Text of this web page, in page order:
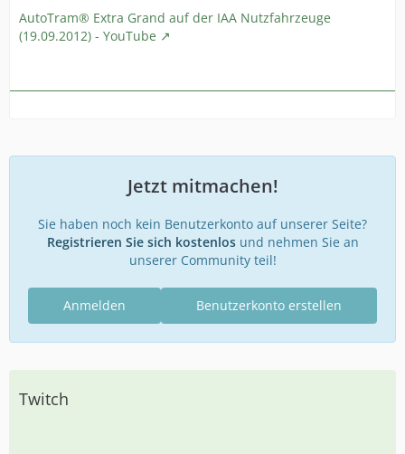
AutoTram® Extra Grand auf der IAA Nutzfahrzeuge
(19.09.2012) - YouTube
Jetzt mitmachen!
Sie haben noch kein Benutzerkonto auf unserer Seite?
Registrieren Sie sich kostenlosund nehmen Sie an
unserer Community teil!
Benutzerkonto erstellen
Anmelden
Twitch